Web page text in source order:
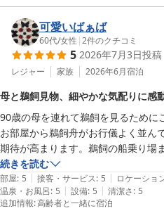
ご両親との大切なご旅行に当館を
げます。
また初めて岐阜を訪れたご両親に
とのこと、大変嬉しく拝見いたしま
川原町の散策やロビーでのウェル
焼き、そして長良川鵜飼まで岐阜
いただけたご様子を何より嬉しく
当館から乗船場まで直接お進みい
利用いただけたようで幸いでござい
またロケーションやお食事、接客
からご満足いただき「非日常な特
可愛いばぁば
60代/女性 |2件のクチコミ
5 2026年7月3日投稿
レジャー 家族 2026年6月宿泊
母と鵜飼見物、細やかな気配りに感
90歳の母を連れて鵜飼を見るために
お部屋から鵜飼舟がお行儀よく並ん
期待が高まります。鵜飼の船乗り場
いう間に到着です（動画）
スタッフさんの気配りは素晴らしく
まで手を振ってお見送りしてくださ
お料理は眼福&口福。量より質が嬉
続きを読む
部屋: 5 | 接客・サービス: 5 | ロケーショ
温泉・お風呂: 5 | 設備: 5 | 清潔さ: 5
追加情報:高齢者と一緒に宿泊